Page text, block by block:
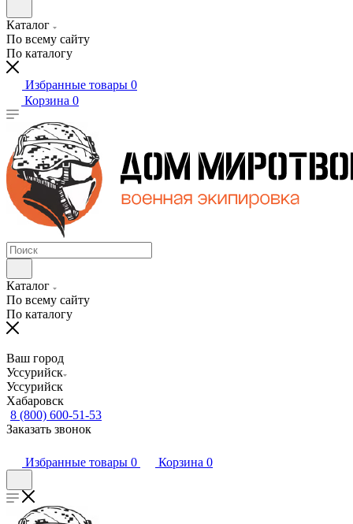
Каталог
По всему сайту
По каталогу
Избранные товары 0
Корзина 0
Каталог
По всему сайту
По каталогу
Ваш город
Уссурийск
Уссурийск
Хабаровск
8 (800) 600-51-53
Заказать звонок
Избранные товары 0 Корзина 0